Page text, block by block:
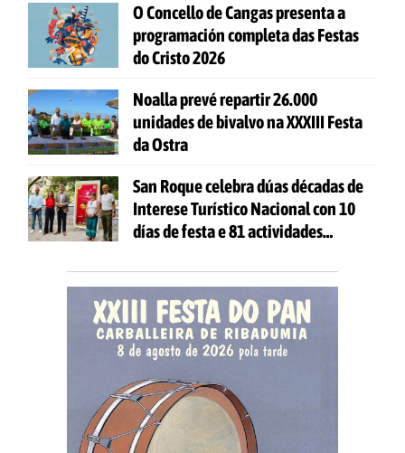
O Concello de Cangas presenta a
programación completa das Festas
do Cristo 2026
Noalla prevé repartir 26.000
unidades de bivalvo na XXXIII Festa
da Ostra
San Roque celebra dúas décadas de
Interese Turístico Nacional con 10
días de festa e 81 actividades